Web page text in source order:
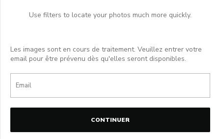
Use filters to locate your photos much more quickly.
Les images sont en cours de traitement. Veuillez entrer votre
email pour être prévenu dès qu'elles seront disponibles.
CONTINUER